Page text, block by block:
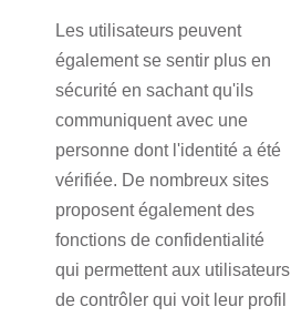
Les utilisateurs peuvent
également se sentir plus en
sécurité en sachant qu'ils
communiquent avec une
personne dont l'identité a été
vérifiée. De nombreux sites
proposent également des
fonctions de confidentialité
qui permettent aux utilisateurs
de contrôler qui voit leur profil